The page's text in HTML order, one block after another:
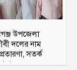
উপজেলা
দলের নাম
সতর্ক